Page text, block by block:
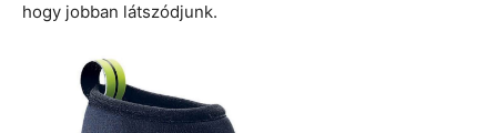
hogy jobban látszódjunk.